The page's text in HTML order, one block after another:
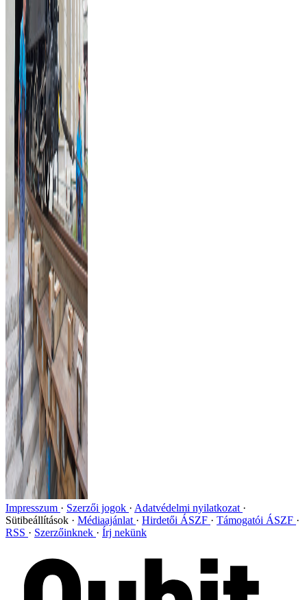
Impresszum Szerzői jogok
Adatvédelmi nyilatkozat
Sütibeállítások
Médiaajánlat Hirdetői ÁSZF
Támogatói ÁSZF
RSS
Szerzőinknek Írj nekünk